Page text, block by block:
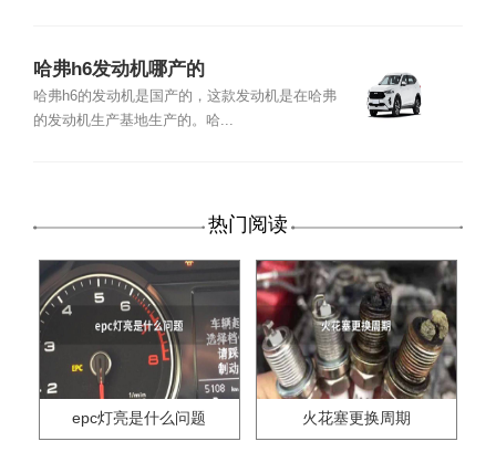
哈弗h6发动机哪产的
哈弗h6的发动机是国产的，这款发动机是在哈弗
的发动机生产基地生产的。哈...
热门阅读
epc灯亮是什么问题 火花塞更换周期